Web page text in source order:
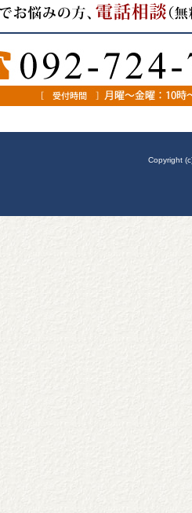
Copyright